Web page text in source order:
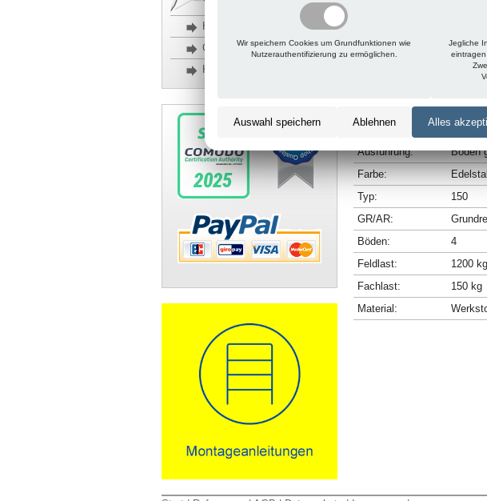
Häufige Fragen
Glossar
Kontakt
Technische Daten
400
Länge:
950 mm
Ausführung:
Böden
Farbe:
Typ:
150
GR/AR:
Böden:
4
Feldlast:
1200 kg
Fachlast:
150 kg
Material:
Wir speichern Cookies um Grundfunktionen wie
Nutzerauthentifizierung zu ermöglichen.
Jegliche
Auswahl speichern Ablehnen Alles